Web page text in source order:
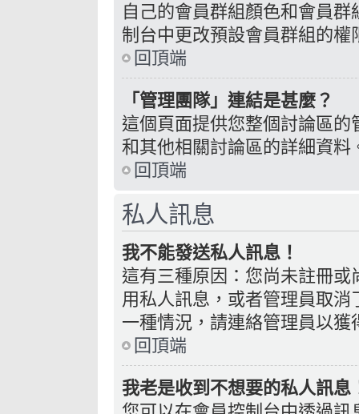
自己的會員群組顏色和會員
制台中更改預設會員群組的權
回頂端
「管理團隊」連結是甚麼？
這個頁面提供您整個討論區
和其他相關討論區的詳細資料
回頂端
私人訊息
我不能發送私人訊息！
這有三種原因：您尚未註冊
用私人訊息，或者管理員取
一種情況，請連絡管理員以獲
回頂端
我老是收到不想要的私人訊息